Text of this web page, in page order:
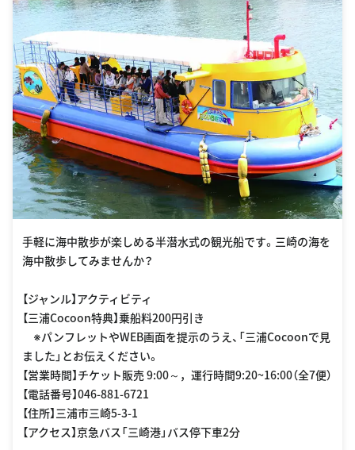
手軽に海中散歩が楽しめる半潜水式の観光船です。三崎の海を
海中散歩してみませんか？
【ジャンル】アクティビティ
【三浦Cocoon特典】乗船料200円引き
※パンフレットやWEB画面を提示のうえ、「三浦Cocoonで見
ました」とお伝えください。
【営業時間】チケット販売 9:00～，運行時間9:20~16:00（全7便）
【電話番号】046-881-6721
【住所】三浦市三崎5-3-1
【アクセス】京急バス「三崎港」バス停下車2分